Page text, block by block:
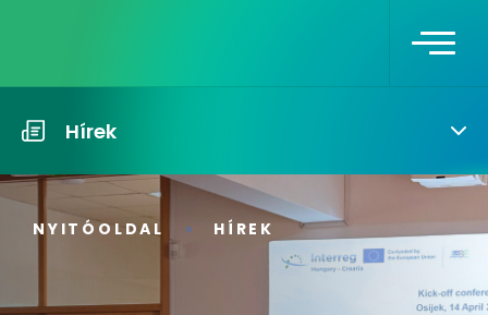
Hírek
NYITÓOLDAL HÍREK